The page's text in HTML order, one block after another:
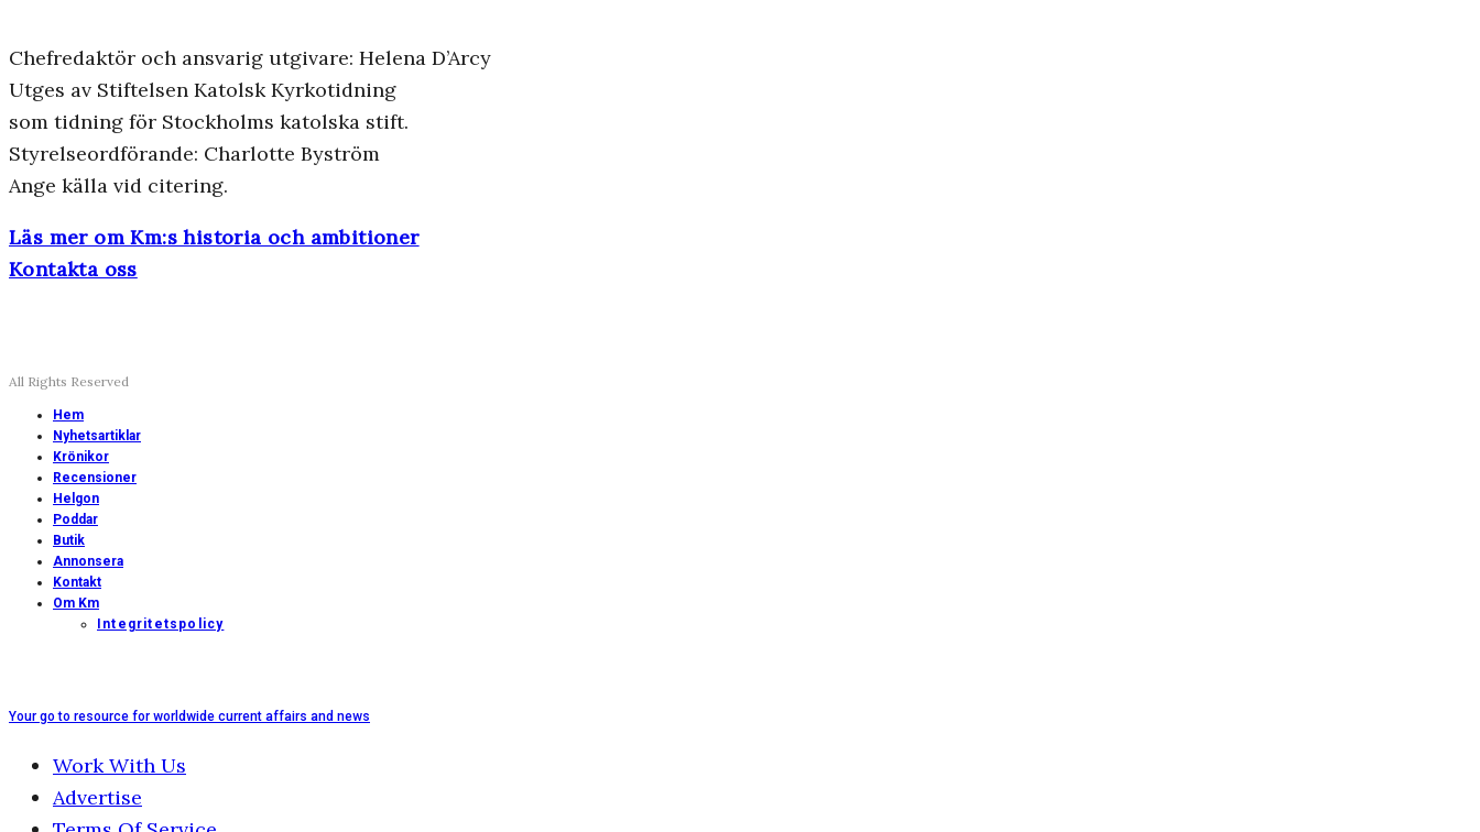
Chefredaktör och ansvarig utgivare: Helena D’Arcy
Utges av Stiftelsen Katolsk Kyrkotidning
som tidning för Stockholms katolska stift.
Styrelseordförande: Charlotte Byström
Ange källa vid citering.
Läs mer om Km:s historia och ambitioner
Kontakta oss
All Rights Reserved
Hem
Nyhetsartiklar
Krönikor
Recensioner
Helgon
Poddar
Butik
Annonsera
Kontakt
Om Km
Integritetspolicy
Your go to resource for worldwide current affairs and news
Work With Us
Advertise